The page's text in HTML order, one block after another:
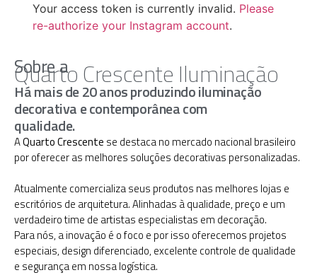
Your access token is currently invalid. Please
re-authorize your Instagram account.
Sobre a
Quarto Crescente Iluminação
Há mais de 20 anos produzindo iluminação
decorativa e contemporânea com
qualidade.
AQuarto Crescente se destaca no mercado nacional brasileiro
por oferecer as melhores soluções decorativas personalizadas.
Atualmente comercializa seus produtos nas melhores lojas e
escritórios de arquitetura. Alinhadas à qualidade, preço e um
verdadeiro time de artistas especialistas em decoração.
Para nós, a inovação é o foco e por isso oferecemos projetos
especiais, design diferenciado, excelente controle de qualidade
e segurança em nossa logística.